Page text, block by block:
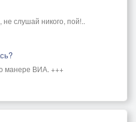
слушай никого, пой!..
манере ВИА. +++